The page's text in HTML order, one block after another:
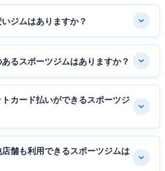
ジムはありますか？
るスポーツジムはありますか？
カード払いができるスポーツジ
舗も利用できるスポーツジムは